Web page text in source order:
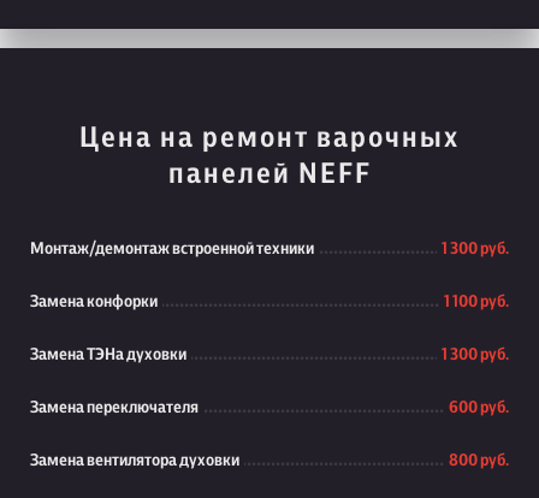
Цена на ремонт варочных
панелей NEFF
Монтаж/демонтаж встроенной техники 1 300 руб.
Замена конфорки 1 100 руб.
Замена ТЭНа духовки 1 300 руб.
Замена переключателя 600 руб.
Замена вентилятора духовки 800 руб.